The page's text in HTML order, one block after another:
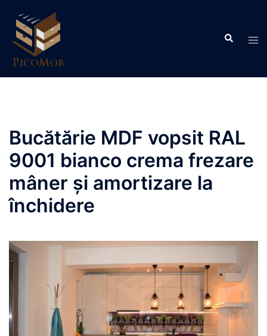
content
Search
Bucătărie MDF vopsit RAL
9001 bianco crema frezare
mâner și amortizare la
închidere